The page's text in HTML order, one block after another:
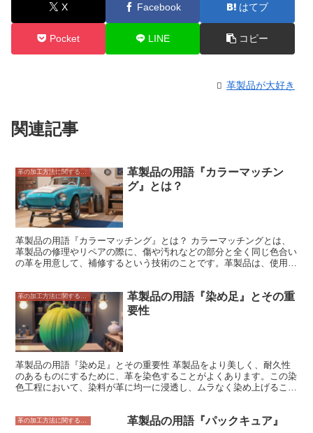
X Facebook はてブ
Pocket LINE コピー
革製品が大好き
関連記事
革の加工方法に関すること
革製品の用語『カラーマッチン
グ』とは？
革製品の用語『カラーマッチング』とは？ カラーマッチングとは、
革製品の修理やリペアの際に、傷や汚れなどの部分と全く同じ色合い
の革を用意して、補修するという技術のことです。革製品は、使用し
す。このような場合に、カラーマッチングを行うことで、傷や汚れを
目立たなくしたり、元の状態に戻したりすることができます。
革製品の用語『染め足』とその重
要性
革製品の用語『染め足』とその重要性 革製品をより美しく、耐久性
のあるものにするために、革を染色することがよくあります。この染
色工程において、染料が革に均一に浸透し、ムラなく染め上げること
は、革を染色する際に、染料を革に浸透させるための時間のことで
革製品の用語『パックキュア』